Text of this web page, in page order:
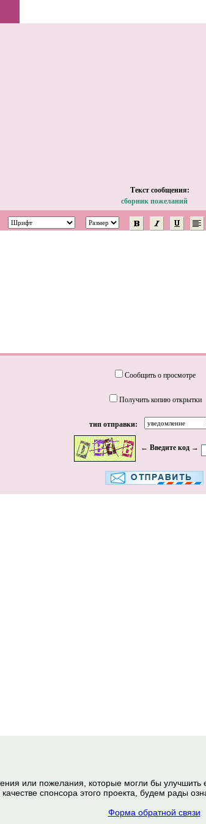
Tекст сообщения:
сборник пожеланий
Сообщить о просмотре
Получить копию открытки
тип отправки:
← Введите код →
или пожелания, которые могли бы
качестве спонсора этого проекта, будем рады
Форма обратной связи